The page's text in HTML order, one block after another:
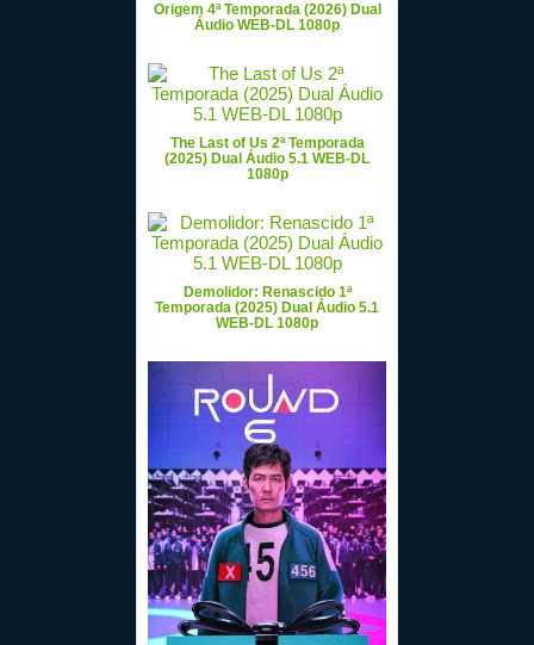
Origem 4ª Temporada (2026) Dual
Áudio WEB-DL 1080p
The Last of Us 2ª Temporada
(2025) Dual Áudio 5.1 WEB-DL
1080p
Demolidor: Renascido 1ª
Temporada (2025) Dual Áudio 5.1
WEB-DL 1080p